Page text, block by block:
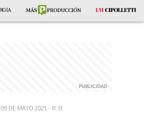
09 DE MAYO 2021 - 11:31